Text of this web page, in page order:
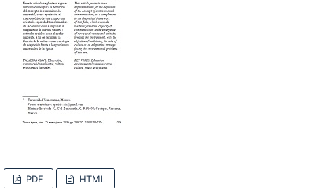
PDF HTML